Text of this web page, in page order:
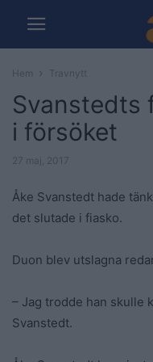
Hem Travnytt
Svanstedts
i försöket
27 maj, 2017
Åke Svanstedt hade
det slutade i fiasko.
Duon blev utslagna
– Jag trodde han skulle
Svanstedt.